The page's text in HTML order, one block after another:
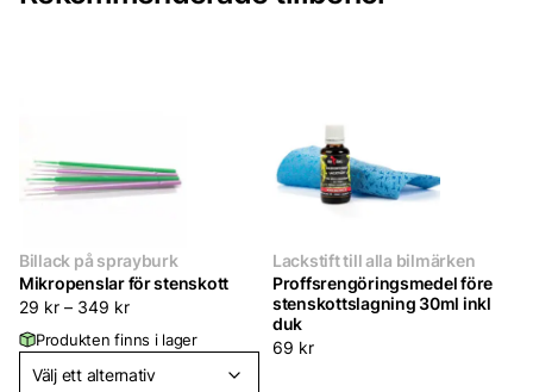
Billack på sprayburk
Mikropenslar för stenskott
29 kr – 349 kr
Produkten finns i lager
Lackstift till alla bilmärken
Proffsrengöringsmedel före
stenskottslagning 30ml inkl
duk
69 kr